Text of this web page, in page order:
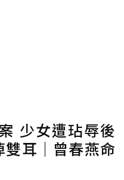
少女遭玷辱後
耳｜曾春燕命